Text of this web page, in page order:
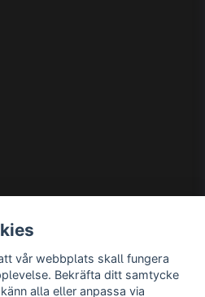
vår webbplats skall fungera
Bekräfta ditt samtycke
alla eller anpassa via